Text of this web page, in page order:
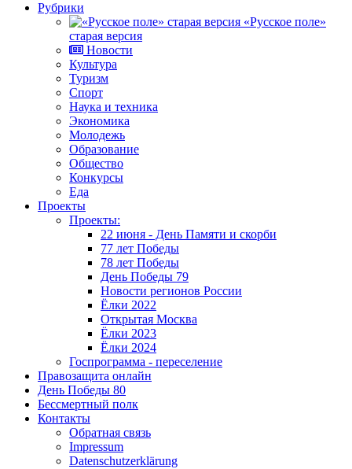
Рубрики
«Русское поле»
старая версия
Новости
Культура
Туризм
Спорт
Наука и техника
Экономика
Молодежь
Образование
Общество
Конкурсы
Еда
Проекты
Проекты:
22 июня - День Памяти и скорби
77 лет Победы
78 лет Победы
День Победы 79
Новости регионов России
Ёлки 2022
Открытая Москва
Ёлки 2023
Ёлки 2024
Госпрограмма - переселение
Правозащита онлайн
День Победы 80
Бессмертный полк
Контакты
Обратная связь
Impressum
Datenschutzerklärung